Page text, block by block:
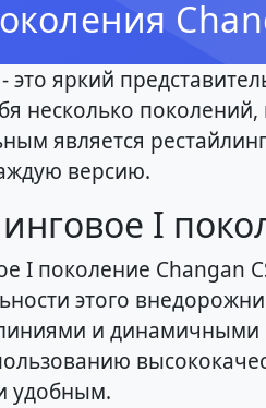
- это яркий
несколько
является
версию.
I
I поколение Changan
этого
и
удобным.